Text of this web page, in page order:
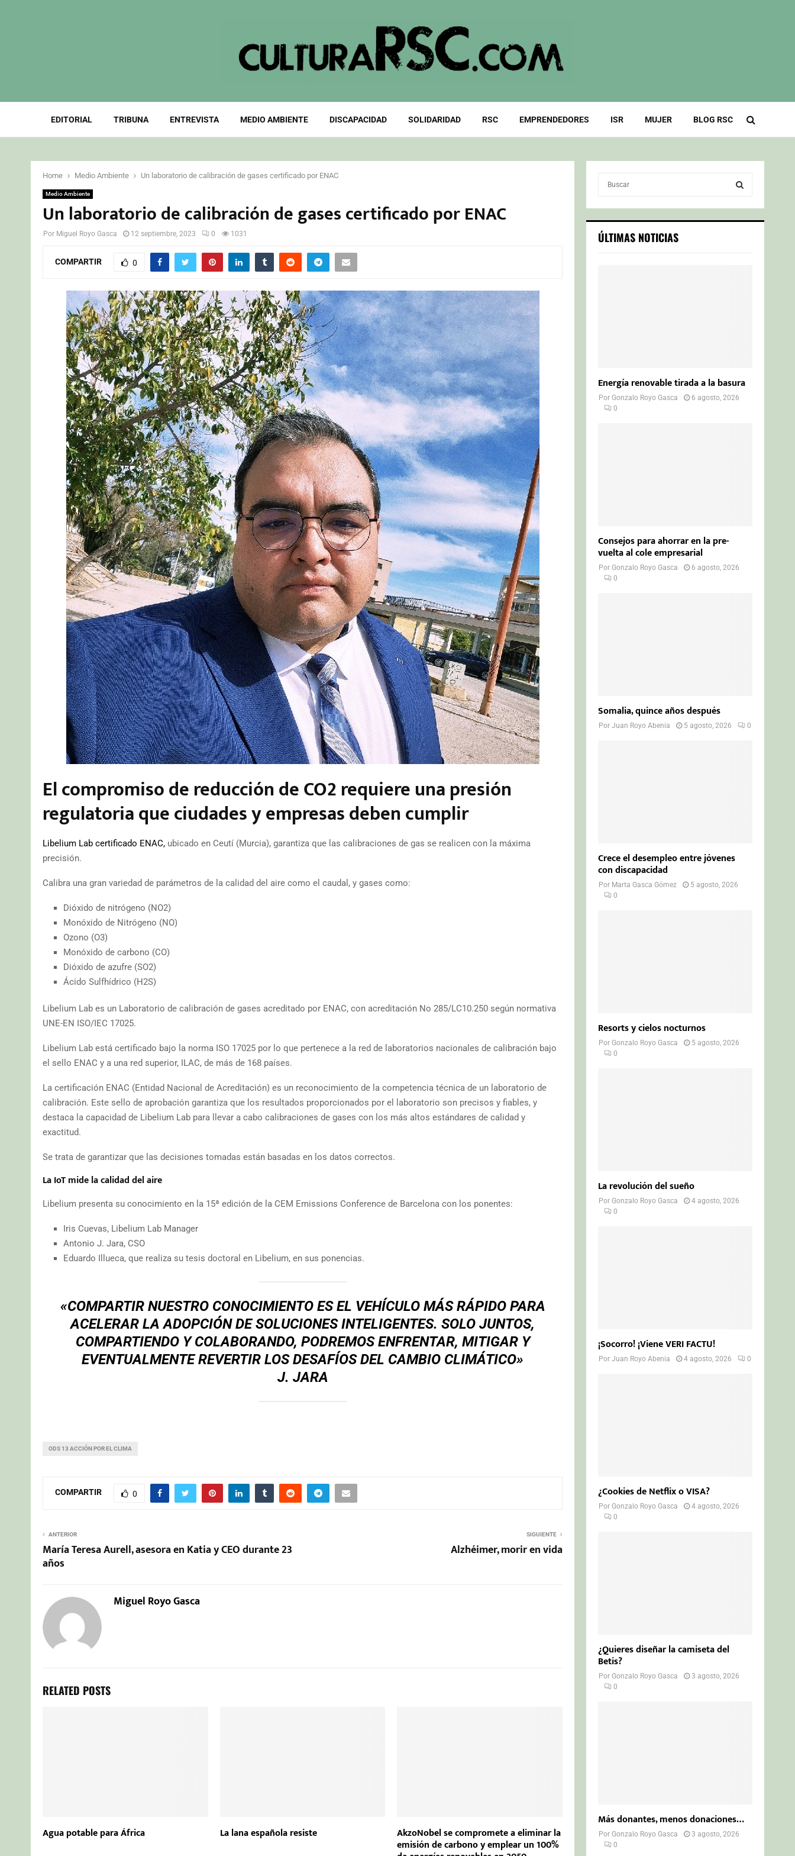
EDITORIAL TRIBUNA ENTREVISTA MEDIO AMBIENTE DISCAPACIDAD SOLIDARIDAD RSC EMPRENDEDORES ISR MUJER BLOG RSC
Home Medio Ambiente Un laboratorio de calibración de gases certificado por ENAC
Medio Ambiente
Un laboratorio de calibración de gases certificado por ENAC
Por Miguel Royo Gasca 12 septiembre, 2023 0 1031
COMPARTIR 0
El compromiso de reducción de CO2 requiere una presión
regulatoria que ciudades y empresas deben cumplir
Libelium Lab certificado ENAC, ubicado en Ceutí (Murcia), garantiza que las calibraciones de gas se realicen con la máxima
precisión.
Calibra una gran variedad de parámetros de la calidad del aire como el caudal, y gases como:
Dióxido de nitrógeno (NO2)
Monóxido de Nitrógeno (NO)
Ozono (O3)
Monóxido de carbono (CO)
Dióxido de azufre (SO2)
Ácido Sulfhídrico (H2S)
Libelium Lab es un Laboratorio de calibración de gases acreditado por ENAC, con acreditación No 285/LC10.250 según normativa
UNE-EN ISO/IEC 17025.
Libelium Lab está certificado bajo la norma ISO 17025 por lo que pertenece a la red de laboratorios nacionales de calibración bajo
el sello ENAC y a una red superior, ILAC, de más de 168 países.
La certificación ENAC (Entidad Nacional de Acreditación) es un reconocimiento de la competencia técnica de un laboratorio de
calibración. Este sello de aprobación garantiza que los resultados proporcionados por el laboratorio son precisos y fiables, y
destaca la capacidad de Libelium Lab para llevar a cabo calibraciones de gases con los más altos estándares de calidad y
exactitud.
Se trata de garantizar que las decisiones tomadas están basadas en los datos correctos.
La IoT mide la calidad del aire
Libelium presenta su conocimiento en la 15ª edición de la CEM Emissions Conference de Barcelona con los ponentes:
Iris Cuevas, Libelium Lab Manager
Antonio J. Jara, CSO
Eduardo Illueca, que realiza su tesis doctoral en Libelium, en sus ponencias.
«COMPARTIR NUESTRO CONOCIMIENTO ES EL VEHÍCULO MÁS RÁPIDO PARA
ACELERAR LA ADOPCIÓN DE SOLUCIONES INTELIGENTES. SOLO JUNTOS,
COMPARTIENDO Y COLABORANDO, PODREMOS ENFRENTAR, MITIGAR Y
EVENTUALMENTE REVERTIR LOS DESAFÍOS DEL CAMBIO CLIMÁTICO»
J. JARA
ODS 13 ACCIÓN POR EL CLIMA
COMPARTIR 0
ANTERIOR
María Teresa Aurell, asesora en Katia y CEO durante 23
años
SIGUIENTE
Alzhéimer, morir en vida
Miguel Royo Gasca
RELATED POSTS
Agua potable para África La lana española resiste AkzoNobel se compromete a eliminar la
emisión de carbono y emplear un 100%
c
h
S
ÚLTIMAS NOTICIAS
Energía renovable tirada a la basura
PorGonzalo Royo Gasca
6 agosto, 2026
0
Consejos para ahorrar en la pre-
vuelta al cole empresarial
PorGonzalo Royo Gasca
6 agosto, 2026
0
Somalia, quince años después
PorJuan Royo Abenia 5 agosto, 2026 0
Crece el desempleo entre jóvenes
con discapacidad
Por Marta Gasca Gómez
5 agosto, 2026
0
Resorts y cielos nocturnos
PorGonzalo Royo Gasca
5 agosto, 2026
0
La revolución del sueño
PorGonzalo Royo Gasca
4 agosto, 2026
0
¡Socorro! ¡Viene VERI FACTU!
PorJuan Royo Abenia 4 agosto, 2026 0
¿Cookies de Netflix o VISA?
PorGonzalo Royo Gasca
4 agosto, 2026
0
¿Quieres diseñar la camiseta del
Betis?
PorGonzalo Royo Gasca
3 agosto, 2026
0
Más donantes, menos donaciones…
PorGonzalo Royo Gasca
3 agosto, 2026
0